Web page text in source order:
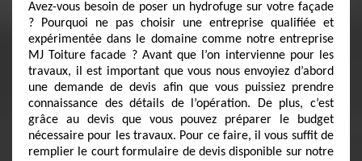
Avez-vous besoin de poser un hydrofuge sur votre façade
? Pourquoi ne pas choisir une entreprise qualifiée et
expérimentée dans le domaine comme notre entreprise
MJ Toiture facade ? Avant que l’on intervienne pour les
travaux, il est important que vous nous envoyiez d’abord
une demande de devis afin que vous puissiez prendre
connaissance des détails de l’opération. De plus, c’est
grâce au devis que vous pouvez préparer le budget
nécessaire pour les travaux. Pour ce faire, il vous suffit de
remplier le court formulaire de devis disponible sur notre